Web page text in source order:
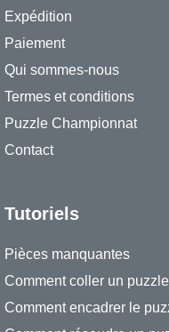
Expédition
Paiement
Qui sommes-nous
Termes et conditions
Puzzle Championnat
Contact
Tutoriels
Pièces manquantes
Comment coller un puzzle
Comment encadrer le